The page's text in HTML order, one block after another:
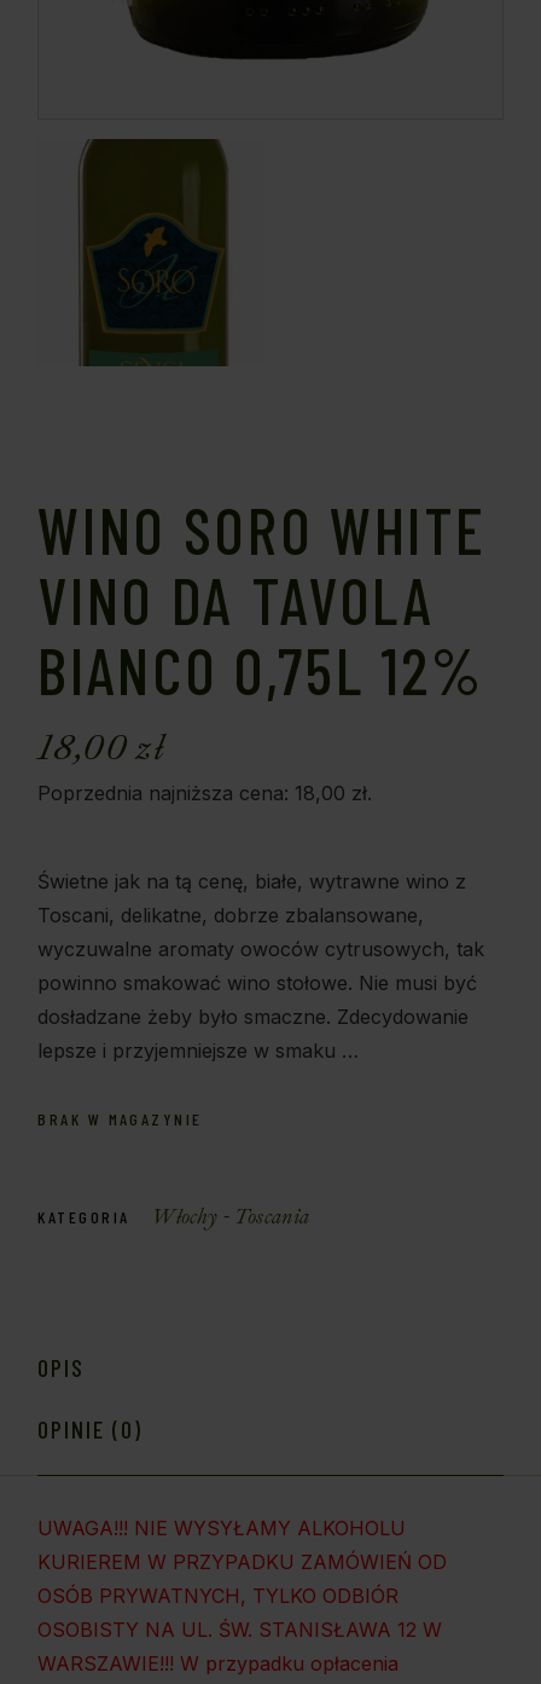
WINO SORO WHITE
VINO DA TAVOLA
BIANCO 0,75L 12%
18,00zł
Poprzednia najniższa cena: 18,00 zł.
Świetne jak na tą cenę, białe, wytrawne wino z
Toscani, delikatne, dobrze zbalansowane,
wyczuwalne aromaty owoców cytrusowych, tak
powinno smakować wino stołowe. Nie musi być
dosładzane żeby było smaczne. Zdecydowanie
lepsze i przyjemniejsze w smaku …
BRAK W MAGAZYNIE
KATEGORIA Włochy - Toscania
OPIS
OPINIE (0)
UWAGA!!! NIE WYSYŁAMY ALKOHOLU
KURIEREM W PRZYPADKU ZAMÓWIEŃ OD
OSÓB PRYWATNYCH, TYLKO ODBIÓR
OSOBISTY NA UL. ŚW. STANISŁAWA 12 W
WARSZAWIE!!! W przypadku opłacenia